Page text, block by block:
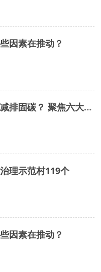
因素在推动？
如何推进农业农村减排固碳？ 聚焦六大任务 我省将开展十大行动
理示范村119个
因素在推动？